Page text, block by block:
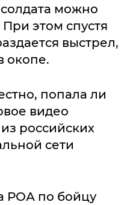
можно
При этом спустя
выстрел,
окопе.
попала ли
видео
российских
сети
РОА по бойцу